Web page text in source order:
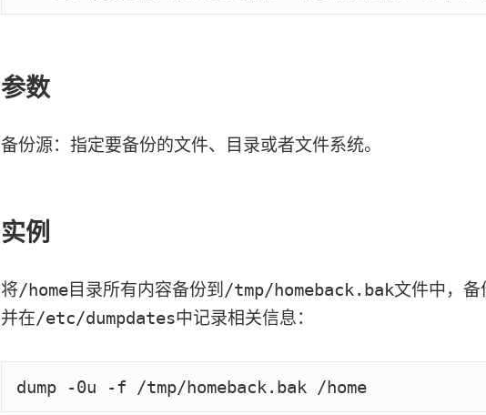
参数
备份源：指定要备份的文件、目录或者文件系统。
实例
将/home目录所有内容备份到/tmp/homeback.bak文件中，备
并在/etc/dumpdates中记录相关信息：
‍dump -0u -f /tmp/homeback.bak /home